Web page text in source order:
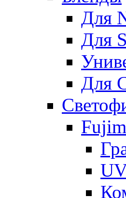
Для
Для
Для